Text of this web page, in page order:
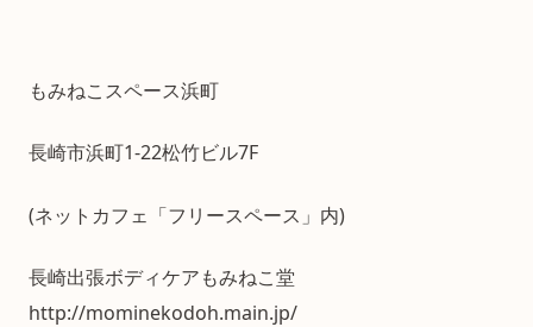
もみねこスペース浜町
長崎市浜町1-22松竹ビル7F
(ネットカフェ「フリースペース」内)
長崎出張ボディケアもみねこ堂
http://mominekodoh.main.jp/